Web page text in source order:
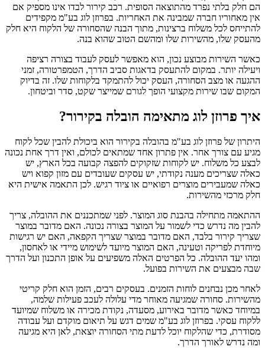
הם חלק בלתי נפרד מהתוצאה הסופית. רכב קירור לבדו אינו מספיק אם
אין מאחוריו חברה שמבינה את האחריות. בפרוזן לוג בע"מ מקפידים
להתייחס לכל משלוח ברצינות, מתוך הבנה שהסחורה של הלקוח היא חלק
מהעסק שלו, מהשירות שלו ומהשם הטוב שהוא בנה.
כאשר השירות מבוצע נכון, הוא מאפשר לעסק לעבוד בצורה רציפה
ויעילה יותר. במקום להתעסק בדאגות סביב הדרך, הטמפרטורה, זמני
ההגעה או מצב הסחורה, העסק יכול להתמקד בלקוחות שלו. זה בדיוק
המקום שבו שירות מקצועי הופך לגורם שמייצר שקט, סדר וביטחון.
איך פרוזן לוג מתאימה הובלה בקירור?
היתרון של פרוזן לוג בע"מ בהובלה בקירור הוא ביכולת להבין שכל לקוח
מגיע עם צורך אחר. אין פתרון אחד שמתאים לכולם, ואין דרך אחת נכונה
לבצע כל משלוח. יש לקוחות שזקוקים להפצה קבועה בכל הארץ, יש
כאלה שצריכים מענה נקודתי, יש עסקים שעובדים עם מזון קפוא ויש
כאלה שמעבירים מוצרים רפואיים או ציוד רגיש. לכן התאמה אישית היא
חלק מרכזי מהשירות.
ההתאמה מתחילה בהבנת סוג המוצר. לפני שמתכננים את ההובלה, צריך
להבין מה נדרש כדי לשמור על המוצר בצורה נכונה. האם מדובר במוצר
שצריך קירור בלבד, האם מדובר במוצר שצריך הקפאה, האם יש רגישות
מיוחדת לפריקה וטעינה, האם המוצר מיועד לשימוש מיידי או לאחסון,
ומהו יעד ההובלה. כל הפרטים האלה משפיעים על אופן התכנון ועל הדרך
שבה מבצעים את השירות בפועל.
לאחר מכן נבחנים לוחות הזמנים. בעסקים רבים, הזמן הוא חלק קריטי
מהשירות. סחורה שמגיעה מאוחר מדי עלולה לעכב פעילות שלמה,
במיוחד כאשר מדובר באירוע, מסעדה, נקודת מכירה או משלוח שמיועד
ללקוח עסקי. בפרוזן לוג בע"מ שמים דגש על תיאום מוקדם ועל עבודה
מסודרת, כדי שהלקוח יוכל לדעת מתי הסחורה יוצאת, לאן היא מגיעה
ומה נדרש לאורך הדרך.